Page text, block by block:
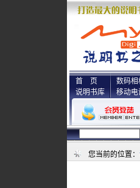
首 页
说明书库
数码相
移动电
您当前的位置：